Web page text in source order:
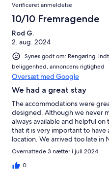
Verificeret anmeldelse
10/10 Fremragende
Rod G.
2. aug. 2024
Synes godt om: Rengøring,
beliggenhed, annoncens rigtighed
Oversæt med Google
We had a great stay
The accommodations were
designed. Although we never
always available and helpful
that it is very important to have
location. We arrived too late in
go the first night by taxi, and
you have a car, it is a great
BBQ pit that is exclusively
Overnattede 3 nætter i juli 2024
0